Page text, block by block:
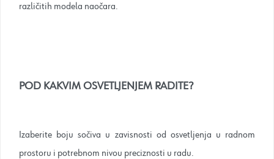
različitih modela naočara.
POD KAKVIM OSVETLJENJEM RADITE?
Izaberite boju sočiva u zavisnosti od osvetljenja u radnom
prostoru i potrebnom nivou preciznosti u radu.